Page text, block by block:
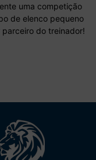
uma competição
de elenco pequeno
do treinador!